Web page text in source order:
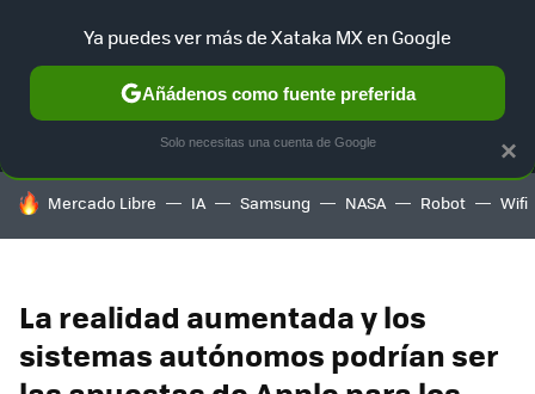
MENÚ NUEVO
GAMING HOME AUTO
HOY SE HABLA DE
Mercado Libre IA Samsung NASA Robot Wifi
La realidad aumentada y los
sistemas autónomos podrían ser
×
Ya puedes ver más de Xataka MX en Google
Añádenos como fuente preferida
Solo necesitas una cuenta de Google